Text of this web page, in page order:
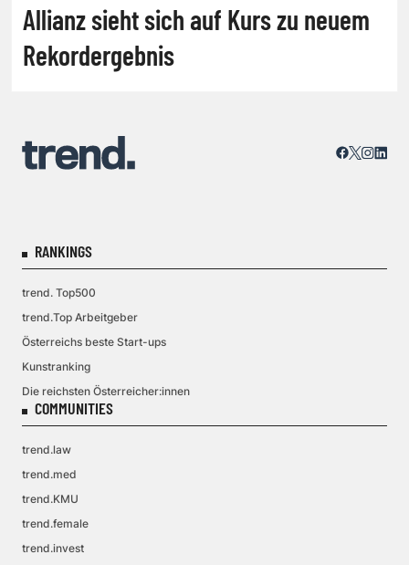
Allianz sieht sich auf Kurs zu neuem
Rekordergebnis
RANKINGS
trend. Top500
trend.Top Arbeitgeber
Österreichs beste Start-ups
Kunstranking
Die reichsten Österreicher:innen
COMMUNITIES
trend.law
trend.med
trend.KMU
trend.female
trend.invest